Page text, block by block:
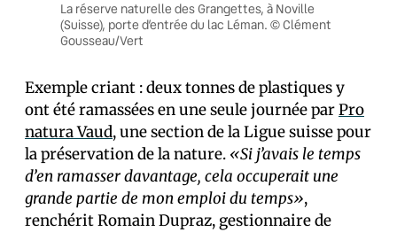
La réserve naturelle des Grangettes, à Noville
(Suisse), porte d’entrée du lac Léman. © Clément
Gousseau/Vert
Exemple criant : deux tonnes de plastiques y
ont été ramassées en une seule journée parPro
natura Vaud, une section de la Ligue suisse pour
la préservation de la nature. «Si j’avais le temps
d’en ramasser davantage, cela occuperait une
grande partie de mon emploi du temps»,
renchérit Romain Dupraz, gestionnaire de